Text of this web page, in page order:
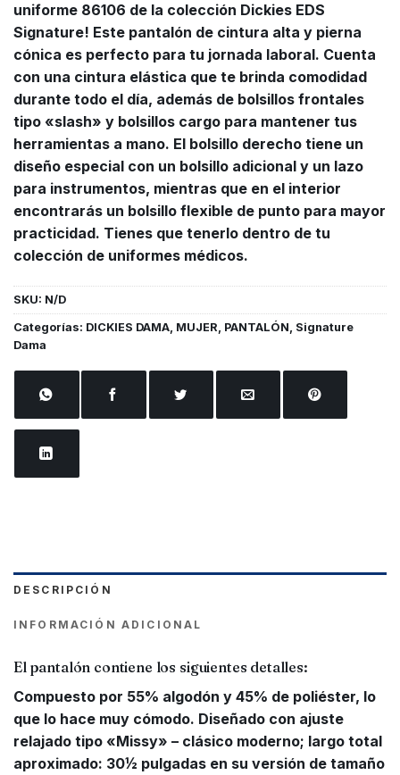
uniforme 86106 de la colección Dickies EDS
Signature! Este pantalón de cintura alta y pierna
cónica es perfecto para tu jornada laboral. Cuenta
con una cintura elástica que te brinda comodidad
durante todo el día, además de bolsillos frontales
tipo «slash» y bolsillos cargo para mantener tus
herramientas a mano. El bolsillo derecho tiene un
diseño especial con un bolsillo adicional y un lazo
para instrumentos, mientras que en el interior
encontrarás un bolsillo flexible de punto para mayor
practicidad. Tienes que tenerlo dentro de tu
colección de uniformes médicos.
SKU: N/D
Categorías: DICKIES DAMA, MUJER, PANTALÓN, Signature
Dama
DESCRIPCIÓN
INFORMACIÓN ADICIONAL
El pantalón contiene los siguientes detalles:
Compuesto por 55% algodón y 45% de poliéster, lo
que lo hace muy cómodo. Diseñado con ajuste
relajado tipo «Missy» – clásico moderno; largo total
aproximado: 30½ pulgadas en su versión de tamaño